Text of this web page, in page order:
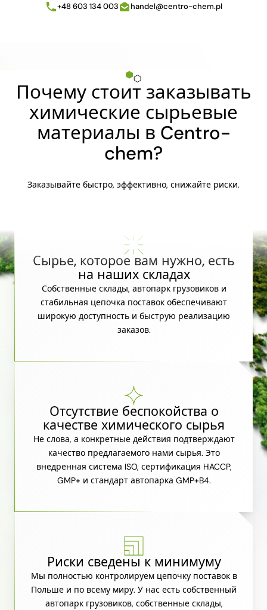
+48 603 134 003 handel@centro-chem.pl
Почему стоит заказывать
химические сырьевые
материалы в Centro-
chem?
Заказывайте быстро, эффективно, снижайте риски.
Сырье, которое вам нужно, есть
на наших складах
Собственные склады, автопарк грузовиков и
стабильная цепочка поставок обеспечивают
широкую доступность и быструю реализацию
заказов.
Отсутствие беспокойства о
качестве химического сырья
Не слова, а конкретные действия подтверждают
качество предлагаемого нами сырья. Это
внедренная система ISO, сертификация HACCP,
GMP+ и стандарт автопарка GMP+B4.
Риски сведены к минимуму
Мы полностью контролируем цепочку поставок в
Польше и по всему миру. У нас есть собственный
автопарк грузовиков, собственные склады,